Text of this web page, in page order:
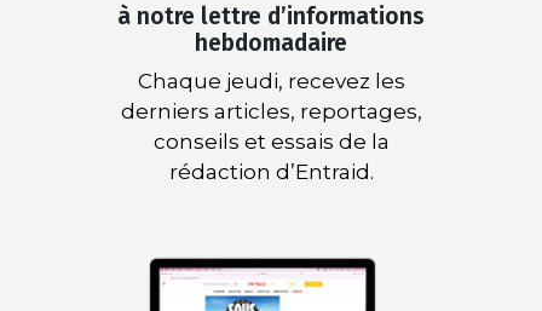
à notre lettre d’informations
hebdomadaire
Chaque jeudi, recevez les
derniers articles, reportages,
conseils et essais de la
rédaction d’Entraid.